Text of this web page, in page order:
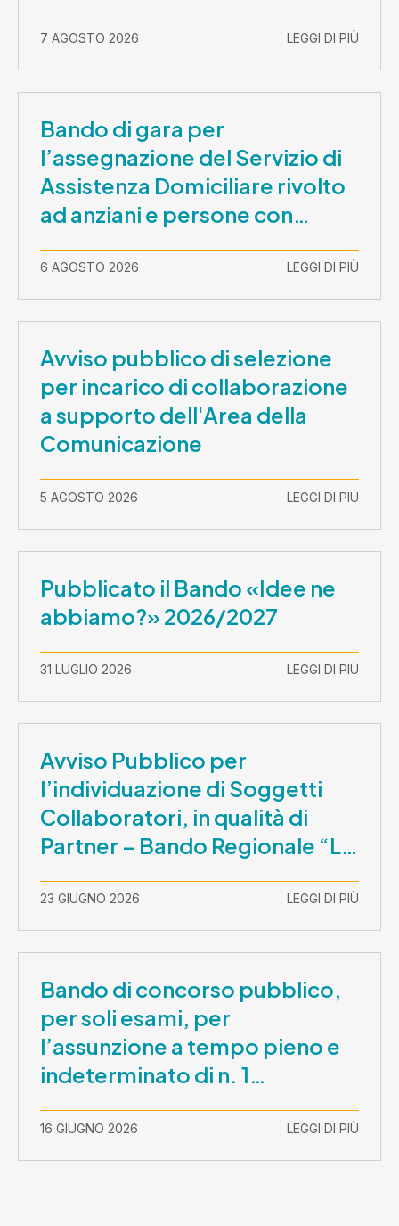
7 AGOSTO 2026 LEGGI DI PIÙ
Bando di gara per
l’assegnazione del Servizio di
Assistenza Domiciliare rivolto
ad anziani e persone con
2026-30 settembre 2029
6 AGOSTO 2026 LEGGI DI PIÙ
Avviso pubblico di selezione
per incarico di collaborazione
a supporto dell'Area della
Comunicazione
5 AGOSTO 2026 LEGGI DI PIÙ
Pubblicato il Bando «Idee ne
abbiamo?» 2026/2027
31 LUGLIO 2026 LEGGI DI PIÙ
Avviso Pubblico per
l’individuazione di Soggetti
Collaboratori, in qualità di
Partner – Bando Regionale “La
Lombardia è dei Giovani 2026”
– CUP E81B26000210003
23 GIUGNO 2026 LEGGI DI PIÙ
Bando di concorso pubblico,
per soli esami, per
l’assunzione a tempo pieno e
indeterminato di n. 1
Assistente Sociale –
Comunicazione prova scritta e
prova orale
16 GIUGNO 2026 LEGGI DI PIÙ